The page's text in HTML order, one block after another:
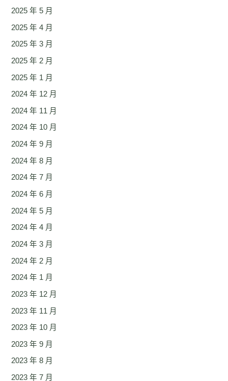
2025 年 5 月
2025 年 4 月
2025 年 3 月
2025 年 2 月
2025 年 1 月
2024 年 12 月
2024 年 11 月
2024 年 10 月
2024 年 9 月
2024 年 8 月
2024 年 7 月
2024 年 6 月
2024 年 5 月
2024 年 4 月
2024 年 3 月
2024 年 2 月
2024 年 1 月
2023 年 12 月
2023 年 11 月
2023 年 10 月
2023 年 9 月
2023 年 8 月
2023 年 7 月